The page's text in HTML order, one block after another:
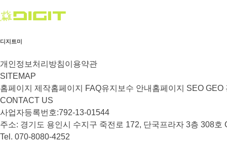
디지트미
개인정보처리방침이용약관
SITEMAP
홈페이지 제작홈페이지 FAQ유지보수 안내 홈페이지 SEO GEO
CONTACT US
사업자등록번호:792-13-01544
주소: 경기도 용인시 수지구 죽전로 172, 단국프라자 3층 308호
Tel. 070-8080-4252